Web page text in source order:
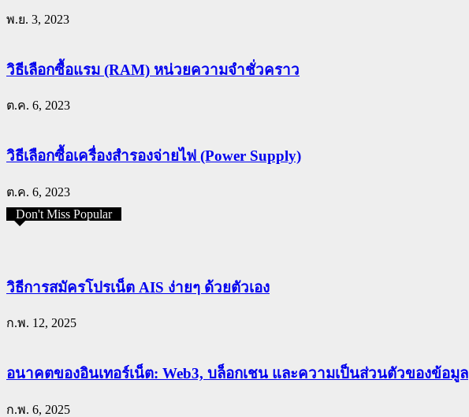
พ.ย. 3, 2023
วิธีเลือกซื้อแรม (RAM) หน่วยความจำชั่วคราว
ต.ค. 6, 2023
วิธีเลือกซื้อเครื่องสำรองจ่ายไฟ (Power Supply)
ต.ค. 6, 2023
Don't Miss Popular
วิธีการสมัครโปรเน็ต AIS ง่ายๆ ด้วยตัวเอง
ก.พ. 12, 2025
อนาคตของอินเทอร์เน็ต: Web3, บล็อกเชน และความเป็นส่วนตัวของข้อมูล
ก.พ. 6, 2025